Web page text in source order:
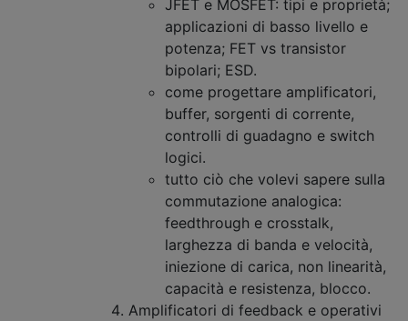
JFET e MOSFET: tipi e proprietà;
applicazioni di basso livello e
potenza; FET vs transistor
bipolari; ESD.
come progettare amplificatori,
buffer, sorgenti di corrente,
controlli di guadagno e switch
logici.
tutto ciò che volevi sapere sulla
commutazione analogica:
feedthrough e crosstalk,
larghezza di banda e velocità,
iniezione di carica, non linearità,
capacità e resistenza, blocco.
Amplificatori di feedback e operativi